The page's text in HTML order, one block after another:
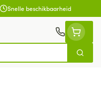
Snelle beschikbaarheid
Zoek